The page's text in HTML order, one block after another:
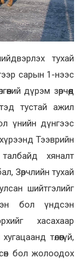
тухай
сарын 1-нээс
дүрэм зөрчөөд
тустай ажил
үнийн дүнгээс
хүрээнд Тээврийн
хяналт
Зөрчлийн тухай
шийтгэлийг
бол үндсэн
хасахаар
төлөөгүй,
бол жолоодох